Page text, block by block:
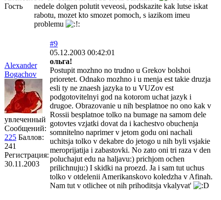
Гость
nedele dolgen polutit veveosi, podskazite kak lutse iskat
rabotu, mozet kto smozet pomoch, s iazikom imeu
problemu
Alexander
Bogachov
увлеченный
Сообщений:
225 Баллов:
241
Регистрация:
30.11.2003
#9
05.12.2003 00:42:01
ольга!
Postupit mozhno no trudno u Grekov bolshoi
prioretet. Odnako mozhno i u menja est takie druzja
esli ty ne znaesh jazyka to u VUZov est
podgotovitelnyi god na kotorom uchat jazyk i
drugoe. Obrazovanie u nih besplatnoe no ono kak v
Rossii besplatnoe tolko na bumage na samom dele
gotovtes vzjatki dovat da i kachestvo obuchenja
somnitelno naprimer v jetom godu oni nachali
uchitsja tolko v dekabre do jetogo u nih byli vsjakie
meroprijatija i zabastovki. No zato oni tri raza v den
poluchajut edu na haljavu:) prichjom ochen
prilichnuju:) I skidki na proezd. Ja i sam tut uchus
tolko v otdelenii Amerikanskovo koledzha v Afinah.
Nam tut v otlichee ot nih prihoditsja vkalyvat'